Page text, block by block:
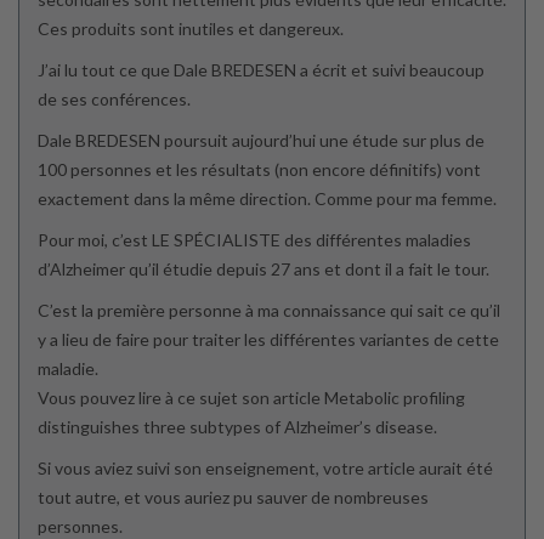
Ces produits sont inutiles et dangereux.
J’ai lu tout ce que Dale BREDESEN a écrit et suivi beaucoup
de ses conférences.
Dale BREDESEN poursuit aujourd’hui une étude sur plus de
100 personnes et les résultats (non encore définitifs) vont
exactement dans la même direction. Comme pour ma femme.
Pour moi, c’est LE SPÉCIALISTE des différentes maladies
d’Alzheimer qu’il étudie depuis 27 ans et dont il a fait le tour.
C’est la première personne à ma connaissance qui sait ce qu’il
y a lieu de faire pour traiter les différentes variantes de cette
maladie.
Vous pouvez lire à ce sujet son article Metabolic profiling
distinguishes three subtypes of Alzheimer’s disease.
Si vous aviez suivi son enseignement, votre article aurait été
tout autre, et vous auriez pu sauver de nombreuses
personnes.